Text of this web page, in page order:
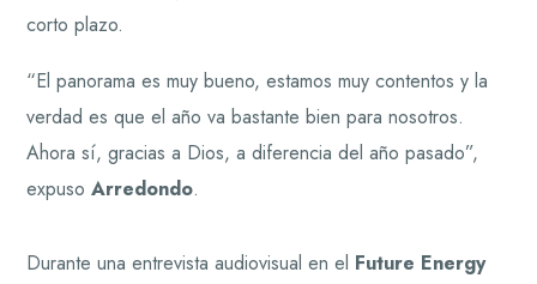
corto plazo.
“El panorama es muy bueno, estamos muy contentos y la
verdad es que el año va bastante bien para nosotros.
Ahora sí, gracias a Dios, a diferencia del año pasado”,
expusoArredondo.
Durante una entrevista audiovisual en el Future Energy